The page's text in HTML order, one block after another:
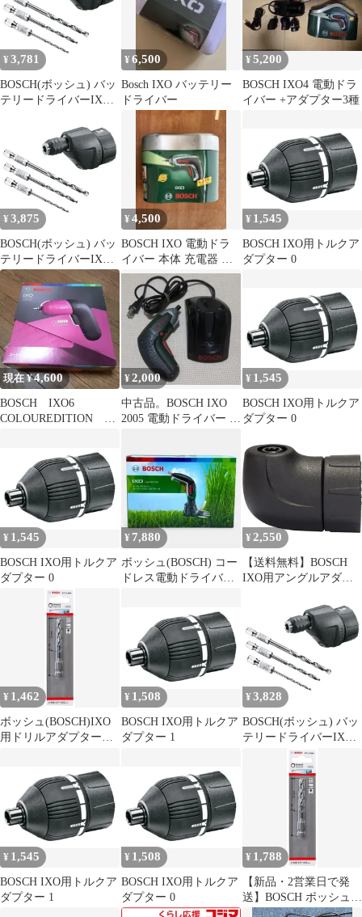
¥ 3,781
BOSCH(ボッシュ) バッ
テリードライバーIXO
リルビット付き) DRILL
¥6,500
Bosch IXO バッテリー
ドライバー
¥5,200
BOSCH IXO4 電動ドラ
イバー +アダプター3種
¥ 3,875
BOSCH(ボッシュ) バッ
テリードライバーIXO
用ドリルアダプター(ド
リルビット付き) DRILL
1
¥4,500
BOSCH IXO 電動ドラ
イバー 本体 充電器 ビ
ットセット
¥ 1,545
BOSCH IXO用トルクア
ダプター 0
現在 ¥4,600
BOSCH IXO6
COLOUREDITION コ
¥2,000
中古品。BOSCH IXO
2005 電動ドライバー 本
¥ 1,545
BOSCH IXO用トルクア
ダプター 0
¥ 1,545
BOSCH IXO用トルクア
ダプター 0
¥ 7,880
ボッシュ(BOSCH) コー
ドレス電動ドライバー
¥ 2,550
【送料無料】BOSCH
IXO用アングルアダプ
¥ 1,462
ボッシュ(BOSCH)IXO
用ドリルアダプター専
5mmφ2608577056奥行
0.5x高さ9.1x幅0.635cm
¥ 1,508
BOSCH IXO用トルクア
ダプター 1
¥ 3,828
BOSCH(ボッシュ) バッ
テリードライバーIXO
用ドリルアダプター(ド
リルビット付き) DRILL
¥ 1,545
BOSCH IXO用トルクア
ダプター 1
¥ 1,508
BOSCH IXO用トルクア
ダプター 0
¥ 1,788
【新品・2営業日で発
送】BOSCH ボッシュ
ボッシュ(BOSCH) IXO